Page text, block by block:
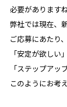
必要がありますね
弊社では現在、
ご応募にあたり
「安定が欲しい」
「ステップアッ
このようにお考